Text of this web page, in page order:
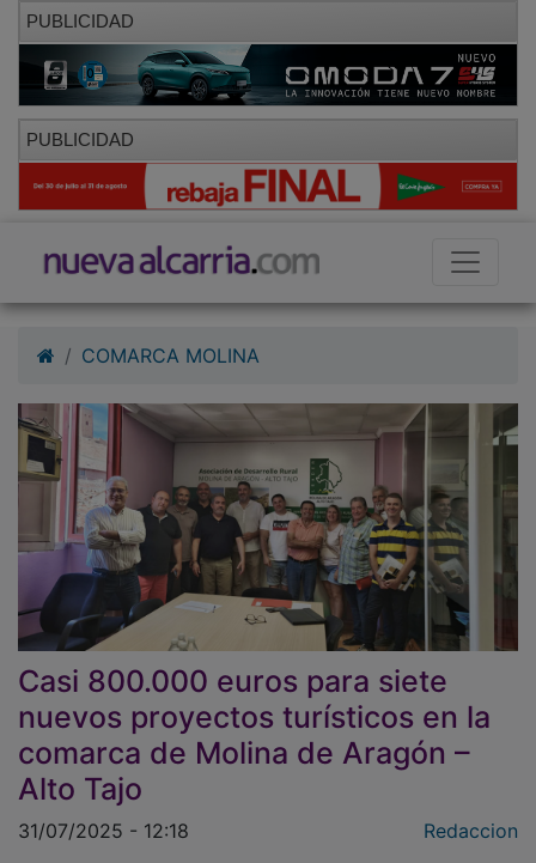
PUBLICIDAD
PUBLICIDAD
Casi 800.000 euros para siete
nuevos proyectos turísticos en la
comarca de Molina de Aragón –
Alto Tajo
31/07/2025 - 12:18